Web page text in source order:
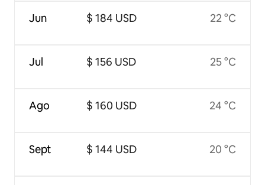
Jun
Jul
Ago
Sept
$ 184 USD
$ 156 USD
$ 160 USD
$ 144 USD
22 °C
25 °C
24 °C
20 °C